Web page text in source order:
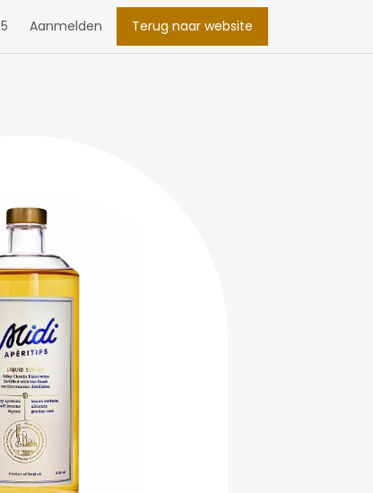
Aanmelden Terug naar website